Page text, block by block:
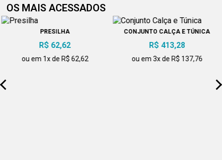
OS MAIS ACESSADOS
PRESILHA
R$ 62,62
ou em 1x de R$ 62,62
CONJUNTO CALÇA E TÚNICA
R$ 413,28
ou em 3x de R$ 137,76